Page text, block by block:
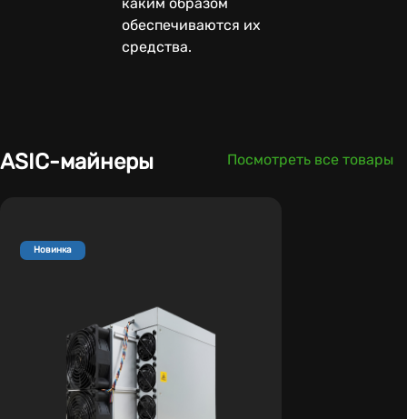
обеспечиваются их
средства.
ASIC-майнеры Посмотреть все товары
Новинка